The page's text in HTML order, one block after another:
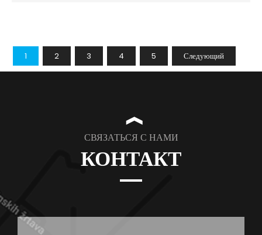
1 2 3 4 5 Следующий
❱
СВЯЗАТЬСЯ С НАМИ
КОНТАКТ